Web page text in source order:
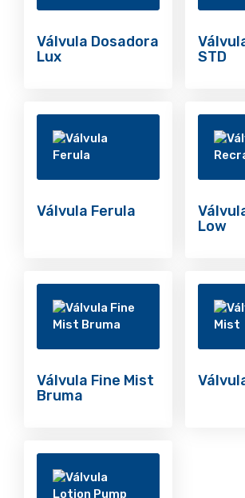
Válvula Dosadora
Lux
STD
Válvula Ferula
Low
Válvula Fine Mist
Bruma